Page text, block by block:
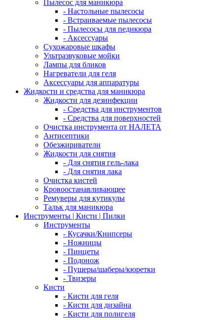
Пылесос для маникюра
- Настольные пылесосы
- Встраиваемые пылесосы
- Пылесосы для педикюра
- Аксессуары
Сухожаровые шкафы
Ультразвуковые мойки
Лампы для бликов
Нагреватели для геля
Аксессуары для аппаратуры
Жидкости и средства для маникюра
Жидкости для дезинфекции
- Средства для инструментов
- Средства для поверхностей
Очистка инструмента от НАЛЕТА
Антисептики
Обезжириватели
Жидкости для снятия
- Для снятия гель-лака
- Для снятия лака
Очистка кистей
Кровоостанавливающее
Ремуверы для кутикулы
Тальк для маникюра
Инструменты | Кисти | Пилки
Инструменты
- Кусачки/Книпсеры
- Ножницы
- Пинцеты
- Подонож
- Пушеры/шаберы/кюретки
- Твизеры
Кисти
- Кисти для геля
- Кисти для дизайна
- Кисти для полигеля